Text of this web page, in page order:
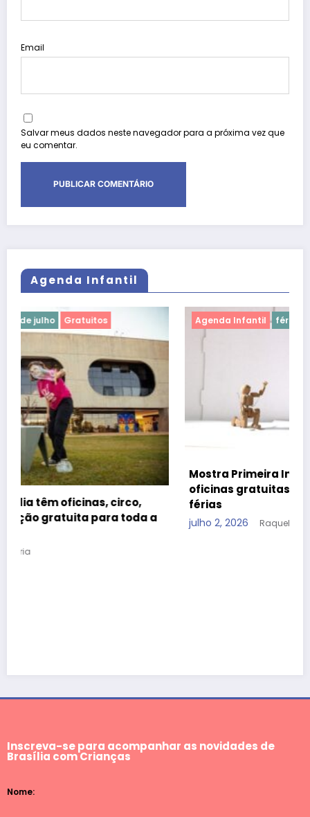
Email
Salvar meus dados neste navegador para a próxima vez que
eu comentar.
Agenda Infantil
Agenda Infantil Gratuitos
Mostra Primeira Infância leva teatro, cinema e
oficinas gratuitas ao CCBB Brasília durante as
férias
julho 2, 2026 Raquel Dória
Inscreva-se para acompanhar as novidades de
Brasília com Crianças
Nome: